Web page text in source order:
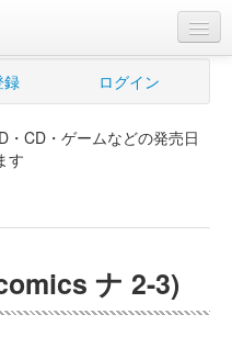
録 ログイン
・CD・ゲームなどの発売日
す
ナ 2-3)